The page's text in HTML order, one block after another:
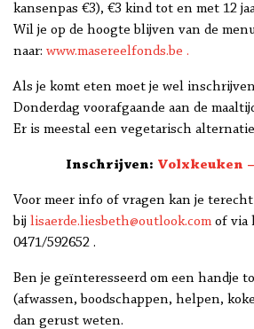
kansenpas €3), €3 kind tot en met 12
Wil je op de hoogte blijven van de
naar: www.masereelfonds.be .
Als je komt eten moet je wel
Donderdag voorafgaande aan de
Er is meestal een vegetarisch
Inschrijven: Volxkeuken
Voor meer info of vragen kan je terecht
bij lisaerde.liesbeth@outlook.com of via
0471/592652 .
Ben je geïnteresseerd om een handje
(afwassen, boodschappen, helpen,
dan gerust weten.